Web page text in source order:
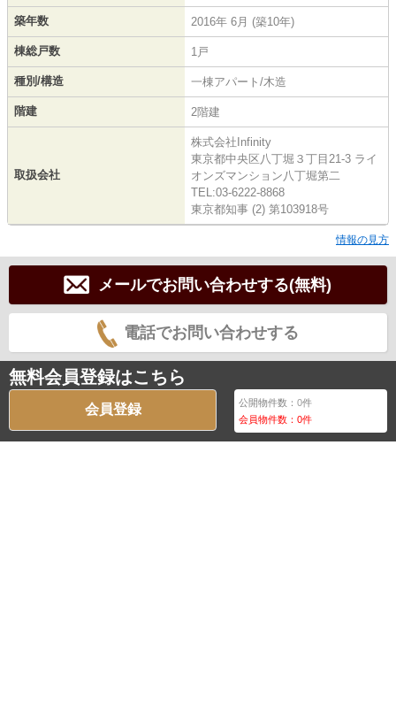
築年数 2016年 6月 (築10年)
棟総戸数 1戸
種別/構造 一棟アパート/木造
階建 2階建
取扱会社
株式会社Infinity
東京都中央区八丁堀３丁目21-3 ライ
オンズマンション八丁堀第二
TEL:03-6222-8868
東京都知事 (2) 第103918号
情報の見方
メールでお問い合わせする(無料)
電話でお問い合わせする
無料会員登録はこちら
会員登録 公開物件数：0件
会員物件数：0件